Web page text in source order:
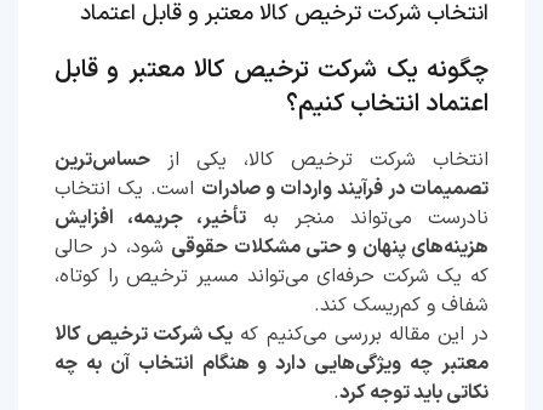
انتخاب شرکت ترخیص کالا معتبر و قابل اعتماد
چگونه یک شرکت ترخیص کالا معتبر و قابل
اعتماد انتخاب کنیم؟
انتخاب شرکت ترخیص کالا، یکی از حساس‌ترین
تصمیمات در فرآیند واردات و صادرات است. یک انتخاب
نادرست می‌تواند منجر به تأخیر، جریمه، افزایش
هزینه‌های پنهان و حتی مشکلات حقوقی شود، در حالی
که یک شرکت حرفه‌ای می‌تواند مسیر ترخیص را کوتاه،
شفاف و کم‌ریسک کند.
در این مقاله بررسی می‌کنیم که یک شرکت ترخیص کالا
معتبر چه ویژگی‌هایی دارد و هنگام انتخاب آن به چه
نکاتی باید توجه کرد.